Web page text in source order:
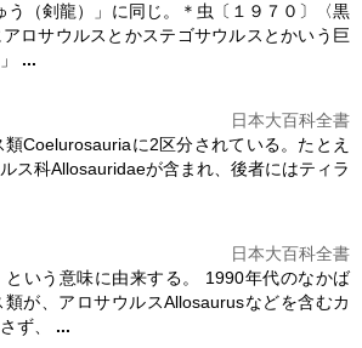
う（剣龍）」に同じ。＊虫〔１９７０〕〈黒
アロサウルス とかステゴサウルスとかいう巨
...
日本大百科全書
Coelurosauriaに2区分されている。たとえ
ス科Allosauridaeが含まれ、後者にはティラ
日本大百科全書
いう意味に由来する。 1990年代のなかば
が、 アロサウルスAllosaurusなどを含むカ
ず、 ...